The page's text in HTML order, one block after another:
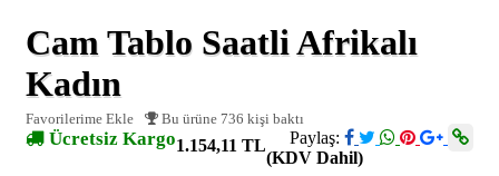
Cam Tablo Saatli Afrikalı
Kadın
Favorilerime Ekle Bu ürüne 736 kişi baktı
Ücretsiz Kargo Paylaş:
1.154,11 TL
(KDV Dahil)